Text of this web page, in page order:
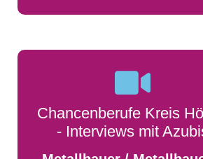
Chancenberufe Kreis
- Interviews mit